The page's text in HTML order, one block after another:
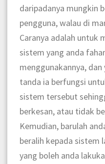
daripadanya mungkin
pengguna, walau di
Caranya adalah untuk
sistem yang anda
menggunakannya,
tanda ia berfungsi
sistem tersebut
berkesan, atau tidak
Kemudian, barulah
beralih kepada sistem
yang boleh anda